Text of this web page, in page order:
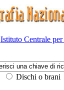
Istituto Centrale
Dischi o brani